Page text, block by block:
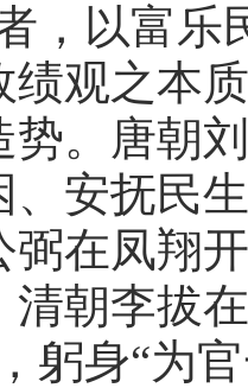
，以富乐
绩观之本
势。唐朝
安抚民
弼在凤翔
清朝李拔
躬身“为